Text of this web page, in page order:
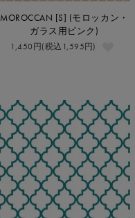
MOROCCAN [S] (モロッカン・
ガラス用ピンク)
1,450円(税込1,595円)